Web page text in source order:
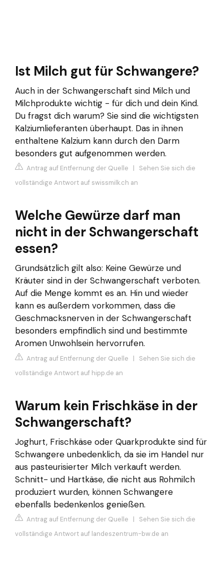
Ist Milch gut für Schwangere?
Auch in der Schwangerschaft sind Milch und
Milchprodukte wichtig - für dich und dein Kind.
Du fragst dich warum? Sie sind die wichtigsten
Kalziumlieferanten überhaupt. Das in ihnen
enthaltene Kalzium kann durch den Darm
besonders gut aufgenommen werden.
Antrag auf Entfernung der Quelle | Sehen Sie sich die
vollständige Antwort auf swissmilk.ch an
Welche Gewürze darf man
nicht in der Schwangerschaft
essen?
Grundsätzlich gilt also: Keine Gewürze und
Kräuter sind in der Schwangerschaft verboten.
Auf die Menge kommt es an. Hin und wieder
kann es außerdem vorkommen, dass die
Geschmacksnerven in der Schwangerschaft
besonders empfindlich sind und bestimmte
Aromen Unwohlsein hervorrufen.
Antrag auf Entfernung der Quelle | Sehen Sie sich die
vollständige Antwort auf hipp.de an
Warum kein Frischkäse in der
Schwangerschaft?
Joghurt, Frischkäse oder Quarkprodukte sind für
Schwangere unbedenklich, da sie im Handel nur
aus pasteurisierter Milch verkauft werden.
Schnitt- und Hartkäse, die nicht aus Rohmilch
produziert wurden, können Schwangere
ebenfalls bedenkenlos genießen.
Antrag auf Entfernung der Quelle | Sehen Sie sich die
vollständige Antwort auf landeszentrum-bw.de an